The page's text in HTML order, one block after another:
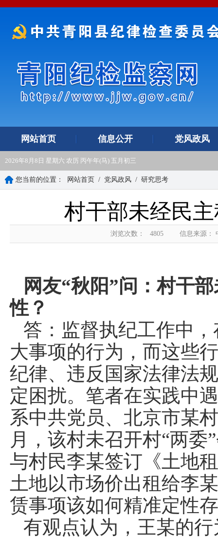
网站首页 信息公开 党风政风
2026年8月8日 星期六 农历 丙午年(马) 五月初三
您当前的位置： 网站首页 / 党风政风 / 研究思考
村干部未经民
浏览次数： 4805 信息来源：
网友“秋阳”问：村干
性？
答：监督执纪工作中
大事项的行为，而这些
纪律、违反国家法律法
定困扰。笔者在实践中
系中共党员、北京市某
月，该村未召开村“两
与村民李某签订《土地
土地以市场价出租给李
赁事项该如何精准定性
有观点认为，王某的